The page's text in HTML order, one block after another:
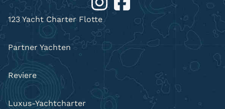
123 Yacht Charter Flotte
Partner Yachten
Reviere
Luxus-Yachtcharter